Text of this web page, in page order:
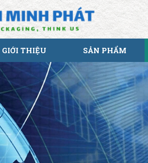
GIỚI THIỆU SẢN PHẨM